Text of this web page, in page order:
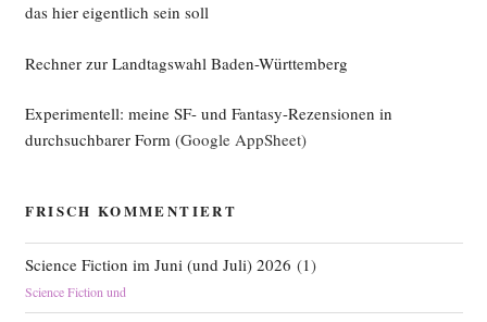
das hier eigentlich sein soll
Rechner zur Landtagswahl Baden-Württemberg
Experimentell: meine SF- und Fantasy-Rezensionen in
durchsuchbarer Form(Google AppSheet)
FRISCH KOMMENTIERT
Science Fiction im Juni (und Juli) 2026 (1)
Science Fiction und